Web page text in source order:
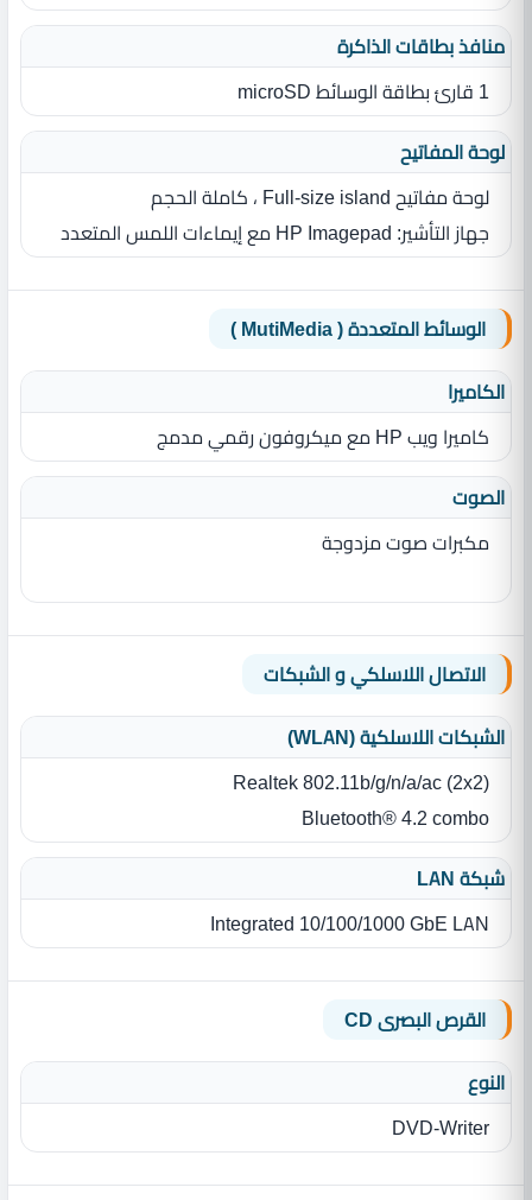
منافذ بطاقات الذاكرة
1 قارئ بطاقة الوسائط microSD
لوحة المفاتيح
لوحة مفاتيح Full-size island ، كاملة الحجم
جهاز التأشير: HP Imagepad مع إيماءات اللمس المتعدد
الوسائط المتعددة ( MutiMedia )
الكاميرا
كاميرا ويب HP مع ميكروفون رقمي مدمج
الصوت
مكبرات صوت مزدوجة
الاتصال اللاسلكي و الشبكات
الشبكات اللاسلكية (WLAN)
Realtek 802.11b/g/n/a/ac (2x2)
Bluetooth® 4.2 combo
شبكة LAN
Integrated 10/100/1000 GbE LAN
القرص البصرى CD
النوع
DVD-Writer